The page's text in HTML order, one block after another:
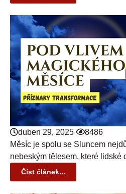
duben 29, 2025
8486
Měsíc je spolu se Sluncem
nebeským tělesem, které lidské
Číst článek...